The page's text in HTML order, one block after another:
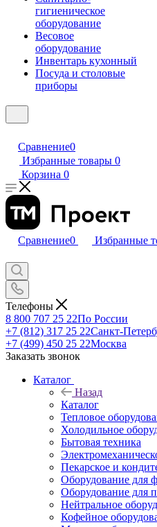
гигиеническое
оборудование
Весовое
оборудование
Инвентарь кухонный
Посуда и столовые
приборы
Сравнение0
Избранные товары 0
Корзина 0
Сравнение0 Избранные
Телефоны
8 800 707 25 22По России
+7 (812) 317 25 22Санкт-
+7 (499) 450 25 22Москва
Заказать звонок
Каталог
Назад
Каталог
Тепловое
Холодильное
Бытовая техника
Пекарское и
Оборудование для
Оборудование для
Нейтральное
Кофейное